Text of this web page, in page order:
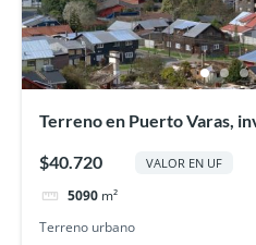
Terreno en Puerto Varas,
$40.720 VALOR EN UF
5090 m²
Terreno urbano